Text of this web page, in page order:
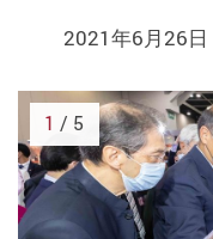
2021年6月26日
1 / 5